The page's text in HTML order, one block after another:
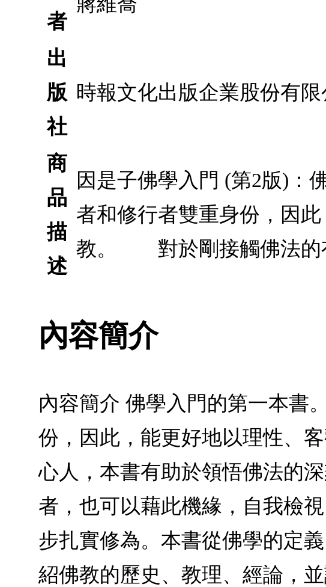
者
出
版
社
時報文化出版企業股份有限
商
品
描
述
因是子佛學入門 (第2版)：
者和修行者雙重身份，因
教。 對於剛接觸佛法的
內容簡介
內容簡介 佛學入門的第一本書
份，因此，能更好地以理性、
心人，本書有助於領悟佛法的
者，也可以藉此機緣，自我檢
步扎實修為。本書從佛學的定
紹佛教的歷史、教理、經論，